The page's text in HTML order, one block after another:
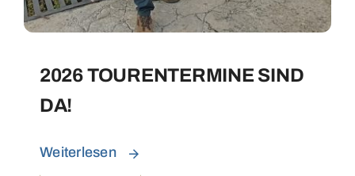
2026 TOURENTERMINE SIND
DA!
Weiterlesen